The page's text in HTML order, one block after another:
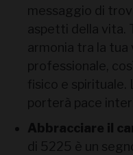
messaggio di
aspetti della vita.
armonia tra la tua
professionale,
fisico e
porterà pace
Abbracciare il
di 5225 è un